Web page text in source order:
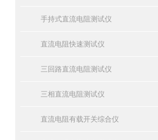
手持式直流电阻测试仪
直流电阻快速测试仪
三回路直流电阻测试仪
三相直流电阻测试仪
直流电阻有载开关综合仪